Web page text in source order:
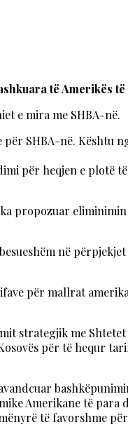
të Amerikës
e mira me SHBA-në.
SHBA-në.
për heqjen e
propozuar
në
për mallrat
strategjik me Shtetet
për të hequr
Amerikane të
të favorshme